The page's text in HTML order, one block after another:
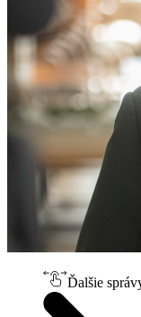
Ďalšie